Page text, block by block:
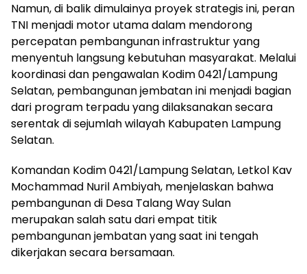
Namun, di balik dimulainya proyek strategis ini, peran
TNI menjadi motor utama dalam mendorong
percepatan pembangunan infrastruktur yang
menyentuh langsung kebutuhan masyarakat. Melalui
koordinasi dan pengawalan Kodim 0421/Lampung
Selatan, pembangunan jembatan ini menjadi bagian
dari program terpadu yang dilaksanakan secara
serentak di sejumlah wilayah Kabupaten Lampung
Selatan.
Komandan Kodim 0421/Lampung Selatan, Letkol Kav
Mochammad Nuril Ambiyah, menjelaskan bahwa
pembangunan di Desa Talang Way Sulan
merupakan salah satu dari empat titik
pembangunan jembatan yang saat ini tengah
dikerjakan secara bersamaan.